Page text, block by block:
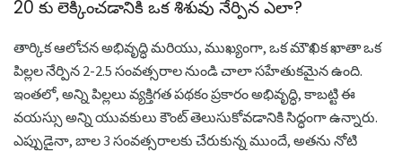
20 కు లెక్కించడానికి ఒక శిశువు నేర్పిన ఎలా?
తార్కిక ఆలోచన అభివృద్ధి మరియు, ముఖ్యంగా, ఒక మౌఖిక ఖాతా ఒక
పిల్లల నేర్పిన 2-2.5 సంవత్సరాల నుండి చాలా సహేతుకమైన ఉంది.
ఇంతలో, అన్ని పిల్లలు వ్యక్తిగత పథకం ప్రకారం అభివృద్ధి, కాబట్టి ఈ
వయస్సు అన్ని యువకులు కౌంట్ తెలుసుకోవడానికి సిద్ధంగా ఉన్నారు.
ఎప్పుడైనా, బాల 3 సంవత్సరాలకు చేరుకున్న ముందే, అతను నోటి